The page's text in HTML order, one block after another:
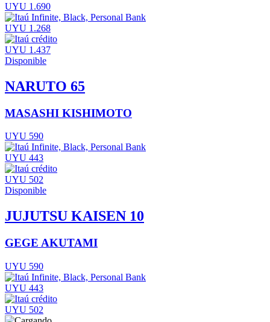
UYU 1.690
UYU 1.268
UYU 1.437
Disponible
NARUTO 65
MASASHI KISHIMOTO
UYU 590
UYU 443
UYU 502
Disponible
JUJUTSU KAISEN 10
GEGE AKUTAMI
UYU 590
UYU 443
UYU 502